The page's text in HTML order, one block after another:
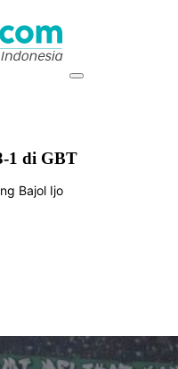
1 di GBT
Bajol Ijo